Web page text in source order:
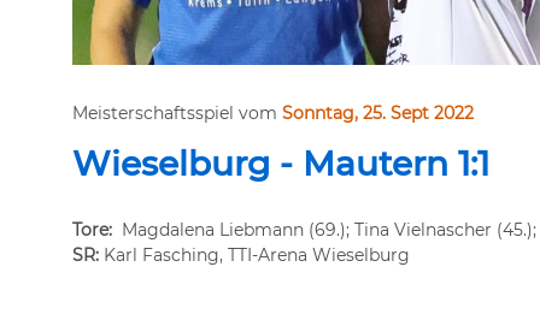
Meisterschaftsspiel vom Sonntag, 25. Sept 2022
Wieselburg - Mautern 1:1
Tore: Magdalena Liebmann (69.); Tina Vielnascher (45.);
SR: Karl Fasching, TTI-Arena Wieselburg